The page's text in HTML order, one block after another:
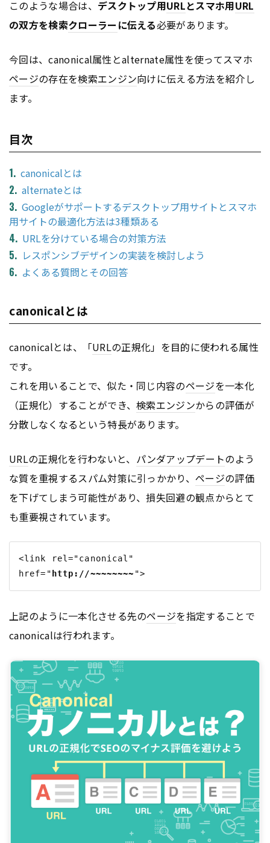
このような場合は、 デスクトップ用URLとスマホ用URL
の双方を検索クローラー に伝える必要があります。
今回は、canonical属性とalternate属性を使ってスマホ
ページの存在を検索エンジン向けに伝える方法を紹介し
ます。
目次
canonicalとは
alternateとは
Googleがサポートするデスクトップ用サイトとスマホ
用サイトの最適化方法は3種類ある
URLを分けている場合の対策方法
レスポンシブデザインの実装を検討しよう
よくある質問とその回答
canonicalとは
canonicalとは、「URLの正規化」を目的に使われる属性
です。
これを用いることで、似た・同じ内容のページを一本化
（正規化）することができ、検索エンジンからの評価が
分散しなくなるという特長があります。
URLの正規化を行わないと、 パンダアップデートのよう
な質を重視するスパム対策に引っかかり、ページの評価
を下げてしまう可能性があり、損失回避の観点からとて
も重要視されています。
<link rel="canonical"
href=" http://~~~~~~~~
上記のように一本化させる先のページを指定することで
canonicalは行われます。